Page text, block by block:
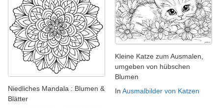
Niedliches Mandala : Blumen &
Blätter
Kleine Katze zum Ausmalen,
umgeben von hübschen
Blumen
In Ausmalbilder von Katzen